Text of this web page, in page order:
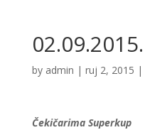
02.09.2015.
by admin | ruj 2, 2015 |
Čekičarima Superkup